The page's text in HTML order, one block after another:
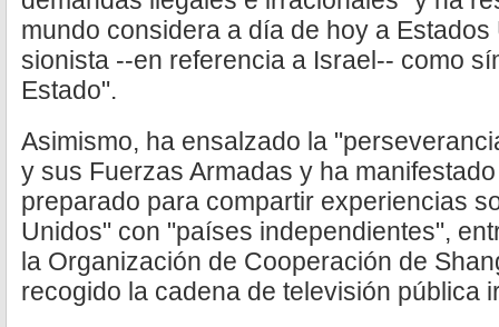
mundo considera a día de hoy a
sionista --en referencia a Israel-- como
Estado".
Asimismo, ha ensalzado la
y sus Fuerzas Armadas y ha
preparado para compartir experiencias
Unidos" con "países independientes",
la Organización de Cooperación de
recogido la cadena de televisión pública